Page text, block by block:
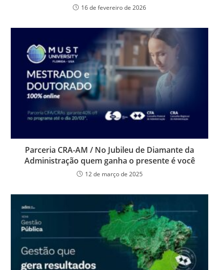
16 de fevereiro de 2026
Parceria CRA-AM / No Jubileu de Diamante da
Administração quem ganha o presente é você
12 de março de 2025